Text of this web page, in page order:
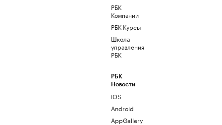
РБК
Компании
РБК Курсы
Школа
управления
РБК
РБК
Новости
iOS
Android
AppGallery